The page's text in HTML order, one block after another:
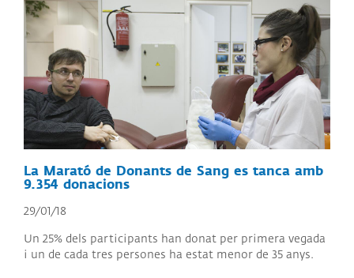
La Marató de Donants de Sang es tanca amb
9.354 donacions
29/01/18
Un 25% dels participants han donat per primera vegada
i un de cada tres persones ha estat menor de 35 anys.